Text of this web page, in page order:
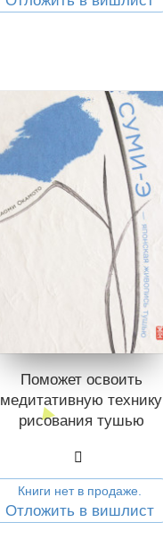
Поможет освоить
медитативную технику
рисования тушью
Книги нет в продаже.
Отложить в вишлист